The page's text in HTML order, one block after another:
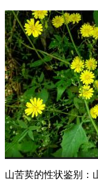
山苦荬的性状鉴别：